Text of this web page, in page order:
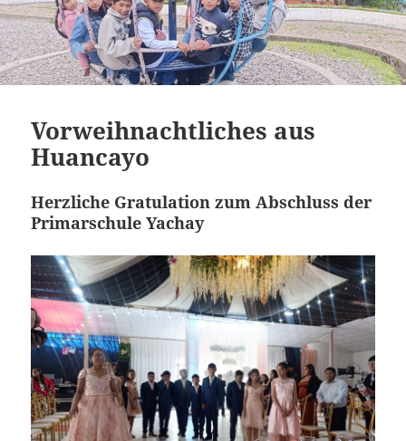
Vorweihnachtliches aus
Huancayo
Herzliche Gratulation zum Abschluss der
Primarschule Yachay